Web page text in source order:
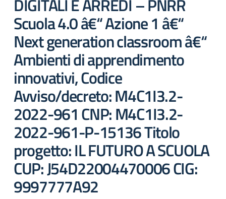
DIGITALI E ARREDI – PNRR
Scuola 4.0 â€“ Azione 1 â€“
Next generation classroom â€“
Ambienti di apprendimento
innovativi, Codice
Avviso/decreto: M4C1I3.2-
2022-961 CNP: M4C1I3.2-
2022-961-P-15136 Titolo
progetto: IL FUTURO A SCUOLA
CUP: J54D22004470006 CIG:
9997777A92